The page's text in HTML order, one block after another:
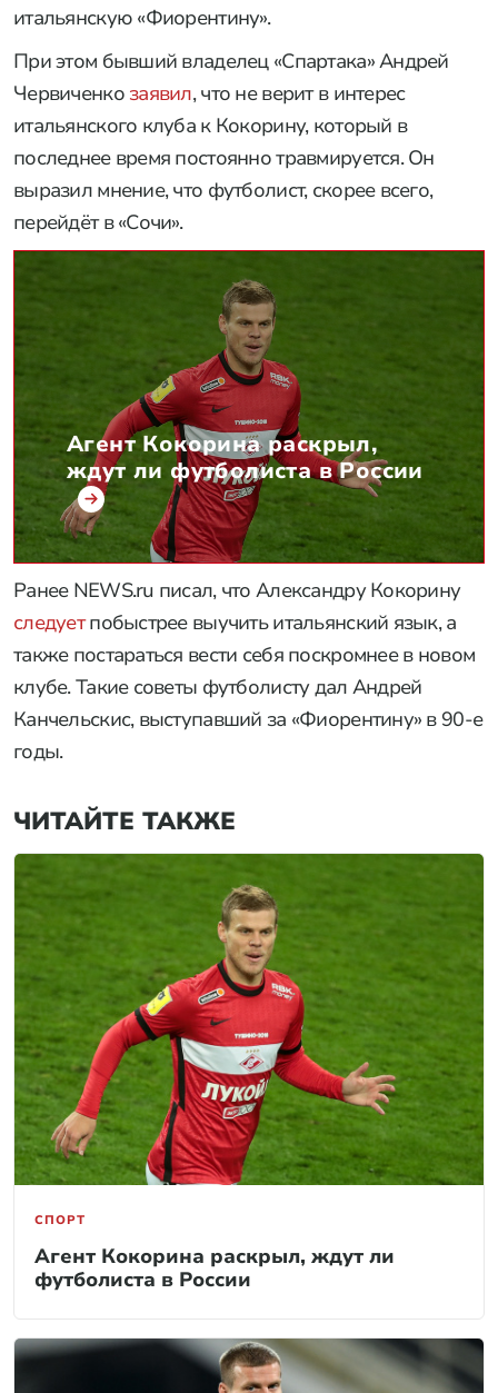
итальянскую «Фиорентину».
При этом бывший владелец «Спартака» Андрей
Червиченко заявил, что не верит в интерес
итальянского клуба к Кокорину, который в
последнее время постоянно травмируется. Он
выразил мнение, что футболист, скорее всего,
перейдёт в «Сочи».
Агент Кокорина раскрыл,
ждут ли футболиста в России
Ранее NEWS.ru писал, что Александру Кокорину
следуетпобыстрее выучить итальянский язык, а
также постараться вести себя поскромнее в новом
клубе. Такие советы футболисту дал Андрей
Канчельскис, выступавший за «Фиорентину» в 90-е
годы.
ЧИТАЙТЕ ТАКЖЕ
СПОРТ
Агент Кокорина раскрыл, ждут ли
футболиста в России